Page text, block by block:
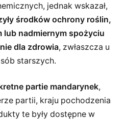
jednak wskazał,
środków ochrony roślin,
lub nadmiernym spożyciu
dla zdrowia, zwłaszcza u
starszych.
partie mandarynek,
partii, kraju pochodzenia
te były dostępne w